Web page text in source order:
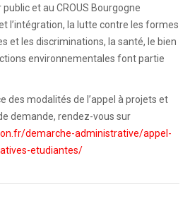
et au CROUS Bourgogne
l’intégration, la lutte contre les formes
et les discriminations, la santé, le bien
environnementales font partie
des modalités de l’appel à projets et
demande, rendez-vous sur
demarche-administrative/appel-
etudiantes/